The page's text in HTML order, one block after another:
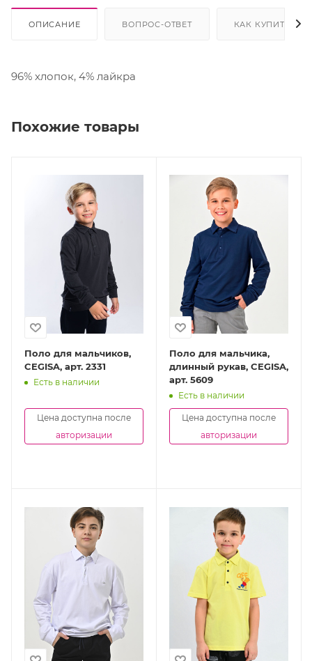
ОПИСАНИЕ ВОПРОС-ОТВЕТ КАК КУПИТЬ
96% хлопок, 4% лайкра
Похожие товары
Поло для мальчиков,
CEGISA, арт. 2331
Есть в наличии
Цена доступна после
авторизации
Поло для мальчика,
длинный рукав, CEGISA,
арт. 5609
Есть в наличии
Цена доступна после
авторизации